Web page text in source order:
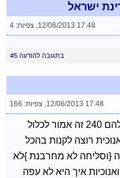
ישראל
12/06/2013 17:48
, צפיות: 4
בתגובה להודעה #5
12/06/2013 17:48
, צפיות: 166
נכון מאוד. מה שסשגע שהתקציב שלהם 240 זה אמור לכלול
רוצה לקנות בהכל
{וסליחה לא מחרבנת }לא
איך היא לא עפה